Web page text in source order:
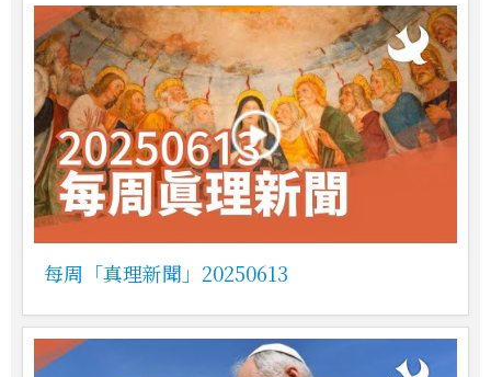
每周「真理新聞」20250613